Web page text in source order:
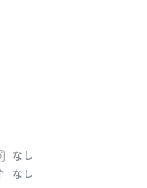
なし
なし